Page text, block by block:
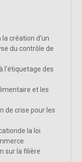
la création d'un
du contrôle de
l'étiquetage des
et les
de crise pour les
la loi
sur la filière